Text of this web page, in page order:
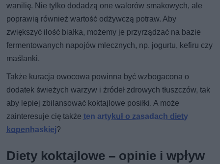
wanilię. Nie tylko dodadzą one walorów smakowych, ale
poprawią również wartość odżywczą potraw. Aby
zwiększyć ilość białka, możemy je przyrządzać na bazie
fermentowanych napojów mlecznych, np. jogurtu, kefiru czy
maślanki.
Także kuracja owocowa powinna być wzbogacona o
dodatek świeżych warzyw i źródeł zdrowych tłuszczów, tak
aby lepiej zbilansować koktajlowe posiłki. A może
zainteresuje cię takżeten artykuł o zasadach diety
kopenhaskiej?
Diety koktajlowe – opinie i wpływ